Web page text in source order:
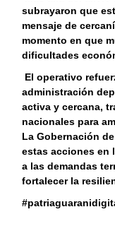
subrayaron que
mensaje de
momento en que
dificultades
El operativo
administración
activa y cercana,
nacionales para
La Gobernación
estas acciones en
a las demandas
fortalecer la